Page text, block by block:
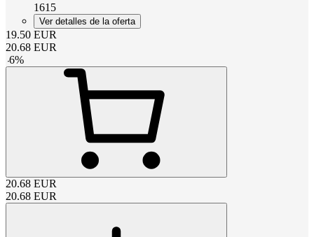
1615
Ver detalles de la oferta
19.50 EUR
20.68 EUR
-6%
20.68 EUR
20.68 EUR